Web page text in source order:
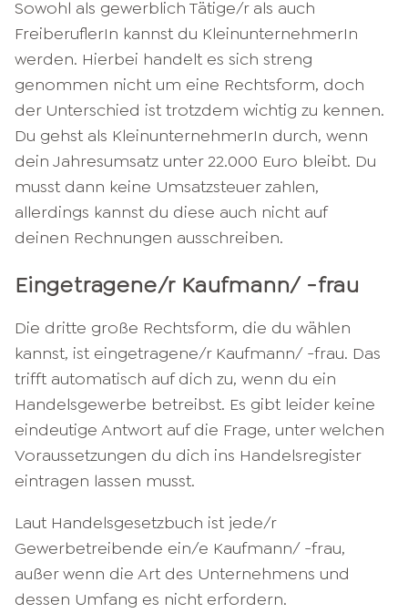
Sowohl als gewerblich Tätige/r als auch
FreiberuflerIn kannst du KleinunternehmerIn
werden. Hierbei handelt es sich streng
genommen nicht um eine Rechtsform, doch
der Unterschied ist trotzdem wichtig zu kennen.
Du gehst als KleinunternehmerIn durch, wenn
dein Jahresumsatz unter 22.000 Euro bleibt. Du
musst dann keine Umsatzsteuer zahlen,
allerdings kannst du diese auch nicht auf
deinen Rechnungen ausschreiben.
Eingetragene/r Kaufmann/ -frau
Die dritte große Rechtsform, die du wählen
kannst, ist eingetragene/r Kaufmann/ -frau. Das
trifft automatisch auf dich zu, wenn du ein
Handelsgewerbe betreibst. Es gibt leider keine
eindeutige Antwort auf die Frage, unter welchen
Voraussetzungen du dich ins Handelsregister
eintragen lassen musst.
Laut Handelsgesetzbuch ist jede/r
Gewerbetreibende ein/e Kaufmann/ -frau,
außer wenn die Art des Unternehmens und
dessen Umfang es nicht erfordern.